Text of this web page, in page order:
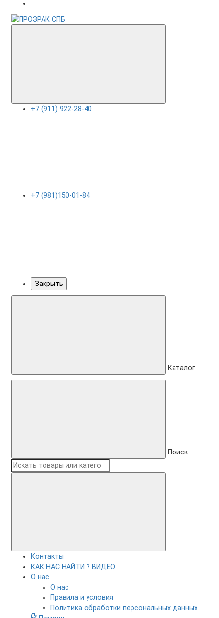
+7 (911) 922-28-40
+7 (981)150-01-84
Закрыть
Каталог
Поиск
Контакты
КАК НАС НАЙТИ ? ВИДЕО
О нас
О нас
Правила и условия
Политика обработки персональных данных